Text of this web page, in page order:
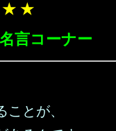
★
言コーナー
とが、